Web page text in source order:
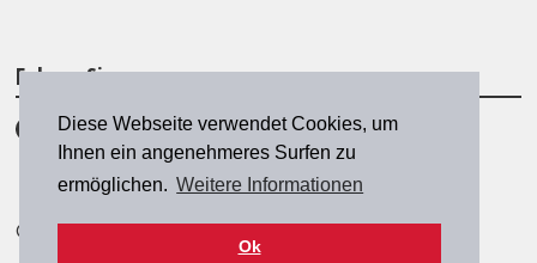
Diese Webseite verwendet Cookies, um
Ihnen ein angenehmeres Surfen zu
ermöglichen. Weitere Informationen
Ok
Folgen Sie uns
© 2026 SZH/CSPS|szh@szh.ch